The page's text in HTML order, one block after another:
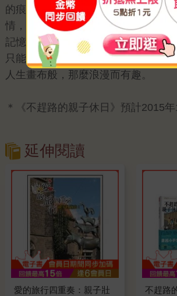
的痕跡落在我們的筆記裡，夾雜著當
情，在多年以後再度拾起翻閱，竟輕
記憶。」我想對於Selena來說，愛
只能單獨完成，而是像是跟著孩子們
人生畫布般，那麼浪漫而有趣。
＊《不趕路的親子休日》預計2015年
延伸閱讀
愛的旅行四重奏：親子壯
不趕路